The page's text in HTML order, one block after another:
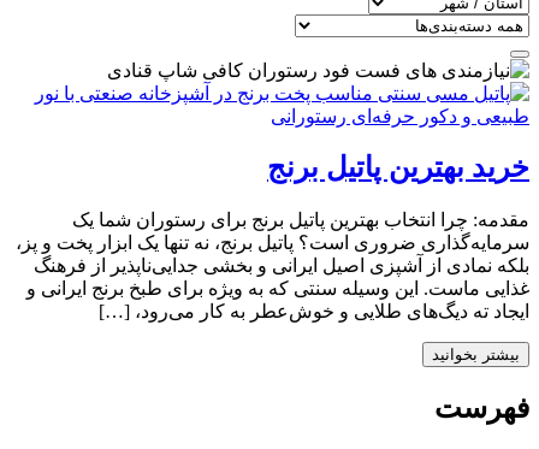
خرید بهترین پاتیل برنج
مقدمه: چرا انتخاب بهترین پاتیل برنج برای رستوران شما یک
سرمایه‌گذاری ضروری است؟ پاتیل برنج، نه تنها یک ابزار پخت و پز،
بلکه نمادی از آشپزی اصیل ایرانی و بخشی جدایی‌ناپذیر از فرهنگ
غذایی ماست. این وسیله سنتی که به ویژه برای طبخ برنج ایرانی و
ایجاد ته دیگ‌های طلایی و خوش‌عطر به کار می‌رود، […]
بیشتر بخوانید
فهرست